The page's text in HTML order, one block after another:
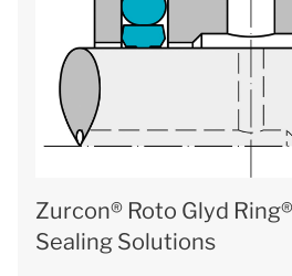
Zurcon® Roto Glyd
Sealing Solutions